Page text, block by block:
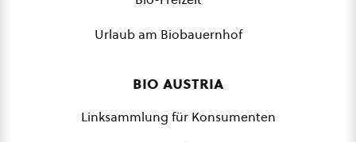
Urlaub am Biobauernhof
bio austria
Linksammlung für Konsumenten